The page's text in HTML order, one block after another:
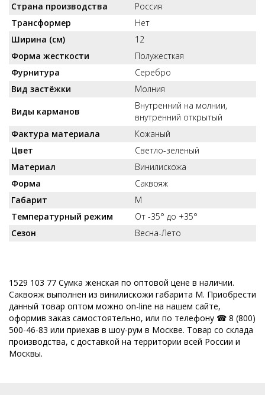
Страна производства
Россия
Трансформер
Нет
Ширина (см)
12
Форма жесткости
Полужесткая
Фурнитура
Серебро
Вид застёжки
Молния
Виды карманов
Внутренний на молнии,
внутренний открытый
Фактура материала
Кожаный
Цвет
Светло-зеленый
Материал
Винилискожа
Форма
Саквояж
Габарит
M
Температурный режим
От -35° до +35°
Сезон
Весна-Лето
1529 103 77 Сумка женская по оптовой цене в наличии.
Саквояж выполнен из винилискожи габарита M. Приобрести
данный товар оптом можно on-line на нашем сайте,
оформив заказ самостоятельно, или по телефону ☎ 8 (800)
500-46-83 или приехав в шоу-рум в Москве. Товар со склада
производства, с доставкой на территории всей России и
Москвы.